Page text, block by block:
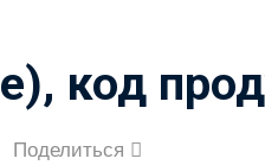
код
Поделиться